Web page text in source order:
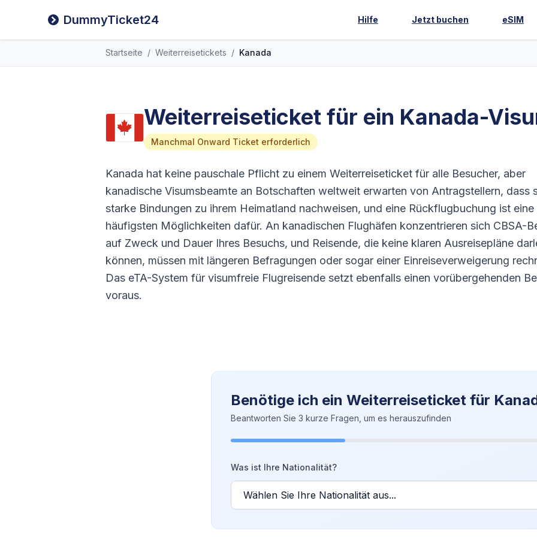
DummyTicket24 Hilfe Jetzt buchen eSIM
Startseite / Weiterreisetickets / Kanada
Weiterreiseticket für ein Kanada-
Manchmal Onward Ticket erforderlich
Kanada hat keine pauschale Pflicht zu einem Weiterreiseticket für alle Besucher, aber
kanadische Visumsbeamte an Botschaften weltweit erwarten von Antragstellern, dass
starke Bindungen zu ihrem Heimatland nachweisen, und eine Rückflugbuchung ist eine
häufigsten Möglichkeiten dafür. An kanadischen Flughäfen konzentrieren sich CBSA-
auf Zweck und Dauer Ihres Besuchs, und Reisende, die keine klaren Ausreisepläne
können, müssen mit längeren Befragungen oder sogar einer Einreiseverweigerung
Das eTA-System für visumfreie Flugreisende setzt ebenfalls einen vorübergehenden
voraus.
Benötige ich ein Weiterreiseticket für
Beantworten Sie 3 kurze Fragen, um es herauszufinden
Was ist Ihre Nationalität?